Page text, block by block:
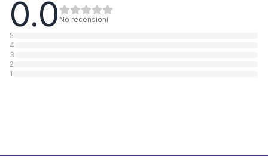
A2 rostfrei
1 Categoria
0.0 No recensioni
5
4
3
2
1